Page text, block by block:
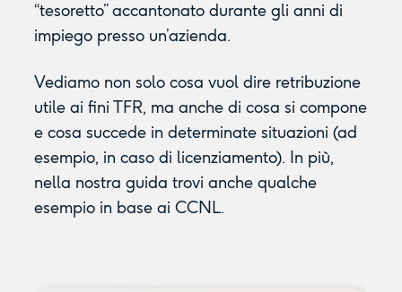
“tesoretto” accantonato durante gli anni di
impiego presso un’azienda.
Vediamo non solo cosa vuol dire retribuzione
utile ai fini TFR, ma anche di cosa si compone
e cosa succede in determinate situazioni (ad
esempio, in caso di licenziamento). In più,
nella nostra guida trovi anche qualche
esempio in base ai CCNL.